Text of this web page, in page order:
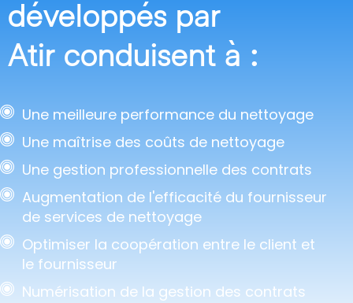
développés par
Atir conduisent à :
Une meilleure performance du nettoyage
Une maîtrise des coûts de nettoyage
Une gestion professionnelle des contrats
Augmentation de l'efficacité du fournisseur
de services de nettoyage
Optimiser la coopération entre le client et
le fournisseur
Numérisation de la gestion des contrats